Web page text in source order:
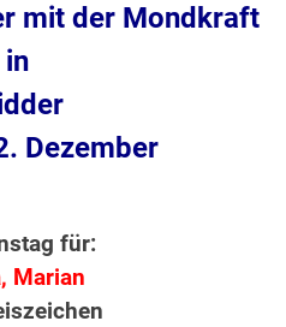
mit der Mondkraft
in
Dezember
für:
Marian